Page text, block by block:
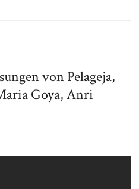
von Pelageja,
Goya, Anri